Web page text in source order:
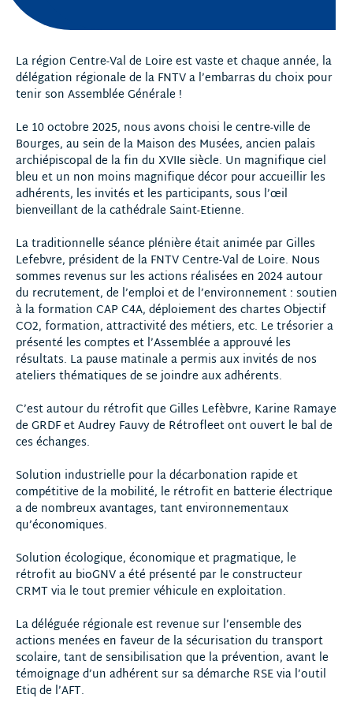
La région Centre-Val de Loire est vaste et chaque année, la
délégation régionale de la FNTV a l’embarras du choix pour
tenir son Assemblée Générale !
Le 10 octobre 2025, nous avons choisi le centre-ville de
Bourges, au sein de la Maison des Musées, ancien palais
archiépiscopal de la fin du XVIIe siècle. Un magnifique ciel
bleu et un non moins magnifique décor pour accueillir les
adhérents, les invités et les participants, sous l’œil
bienveillant de la cathédrale Saint-Etienne.
La traditionnelle séance plénière était animée par Gilles
Lefebvre, président de la FNTV Centre-Val de Loire. Nous
sommes revenus sur les actions réalisées en 2024 autour
du recrutement, de l’emploi et de l’environnement : soutien
à la formation CAP C4A, déploiement des chartes Objectif
CO2, formation, attractivité des métiers, etc. Le trésorier a
présenté les comptes et l’Assemblée a approuvé les
résultats. La pause matinale a permis aux invités de nos
ateliers thématiques de se joindre aux adhérents.
C’est autour du rétrofit que Gilles Lefèbvre, Karine Ramaye
de GRDF et Audrey Fauvy de Rétrofleet ont ouvert le bal de
ces échanges.
Solution industrielle pour la décarbonation rapide et
compétitive de la mobilité, le rétrofit en batterie électrique
a de nombreux avantages, tant environnementaux
qu’économiques.
Solution écologique, économique et pragmatique, le
rétrofit au bioGNV a été présenté par le constructeur
CRMT via le tout premier véhicule en exploitation.
La déléguée régionale est revenue sur l’ensemble des
actions menées en faveur de la sécurisation du transport
scolaire, tant de sensibilisation que la prévention, avant le
témoignage d’un adhérent sur sa démarche RSE via l’outil
Etiq de l’AFT.